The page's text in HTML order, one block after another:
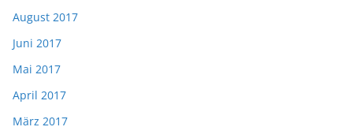
August 2017
Juni 2017
Mai 2017
April 2017
März 2017